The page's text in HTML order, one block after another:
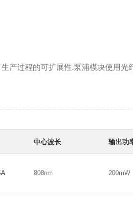
产过程的可扩展性.泵浦模块使用光
中心波长 输出功
808nm 200mW
808nm 200mW